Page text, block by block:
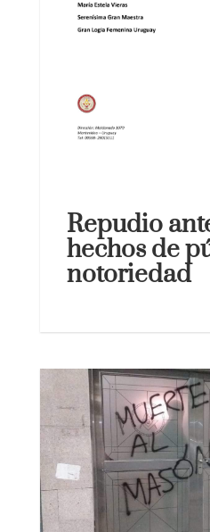
Repudio
hechos de
notoriedad